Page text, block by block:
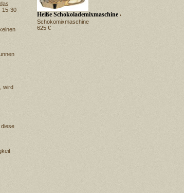
15-30
wird
Heiße Schokolademixmaschine
Schokomixmaschine
625 €